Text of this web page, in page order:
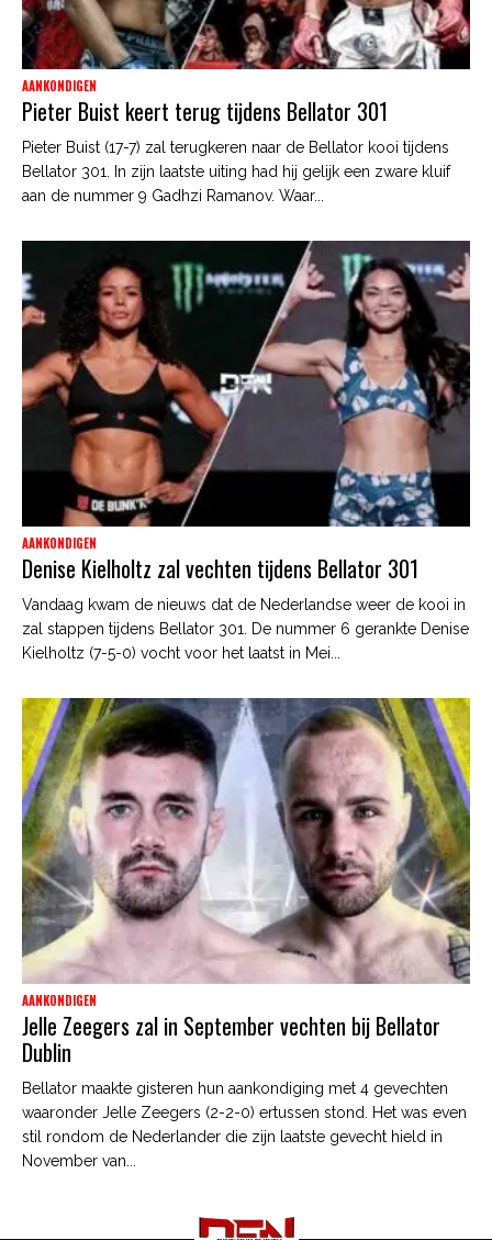
AANKONDIGEN
Pieter Buist keert terug tijdens Bellator 301
Pieter Buist (17-7) zal terugkeren naar de Bellator kooi tijdens
Bellator 301. In zijn laatste uiting had hij gelijk een zware kluif
aan de nummer 9 Gadhzi Ramanov. Waar...
AANKONDIGEN
Denise Kielholtz zal vechten tijdens Bellator 301
Vandaag kwam de nieuws dat de Nederlandse weer de kooi in
zal stappen tijdens Bellator 301. De nummer 6 gerankte Denise
Kielholtz (7-5-0) vocht voor het laatst in Mei...
AANKONDIGEN
Jelle Zeegers zal in September vechten bij Bellator
Dublin
Bellator maakte gisteren hun aankondiging met 4 gevechten
waaronder Jelle Zeegers (2-2-0) ertussen stond. Het was even
stil rondom de Nederlander die zijn laatste gevecht hield in
November van...